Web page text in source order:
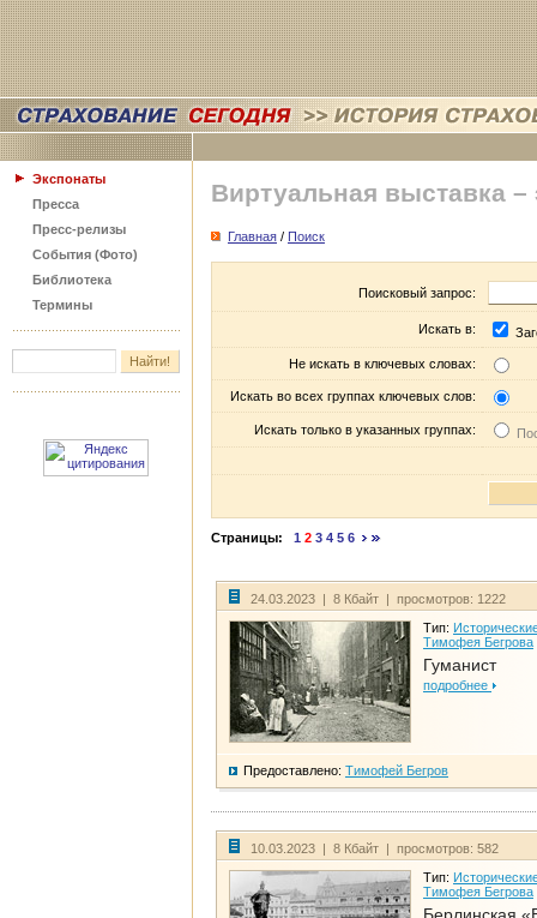
Экспонаты
Пресса
Пресс-релизы
События (Фото)
Библиотека
Термины
Виртуальная выставка –
Главная / Поиск
Поисковый запрос:
Искать в:
Не искать в ключевых словах:
Искать во всех группах ключевых слов:
Искать только в указанных группах:
Страницы: 1 2 3 4 5 6
24.03.2023 | 8 Кбайт | просмотров: 1222
Тип:
Тимофея Бегрова
Гуманист
подробнее
Предоставлено: Тимофей Бегров
10.03.2023 | 8 Кбайт | просмотров: 582
Тип:
Тимофея Бегрова